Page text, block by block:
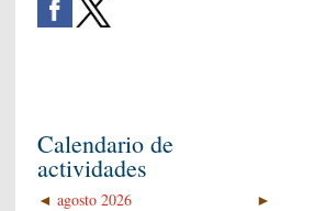
Calendario de
actividades
◄ ►
agosto 2026